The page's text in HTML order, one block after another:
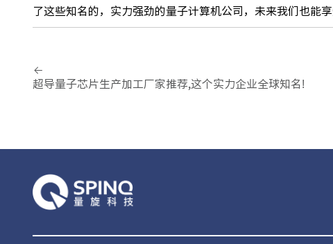
了这些知名的，实力强劲的量子计算机公司，未来我们也能
超导量子芯片生产加工厂家推荐,这个实力企业全球知名!